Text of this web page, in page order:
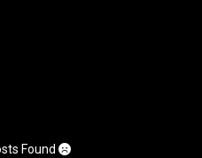
Found